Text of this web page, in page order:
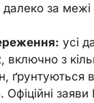
за межі
усі
включно з
ґрунтуються
Офіційні